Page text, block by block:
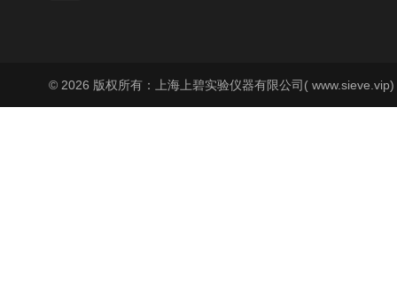
© 2026 版权所有：上海上碧实验仪器有限公司(